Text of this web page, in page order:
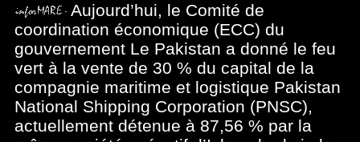
Aujourd’hui, le Comité de
coordination économique (ECC) du
gouvernement Le Pakistan a donné le feu
vert à la vente de 30 % du capital de la
compagnie maritime et logistique Pakistan
National Shipping Corporation (PNSC),
actuellement détenue à 87,56 % par la